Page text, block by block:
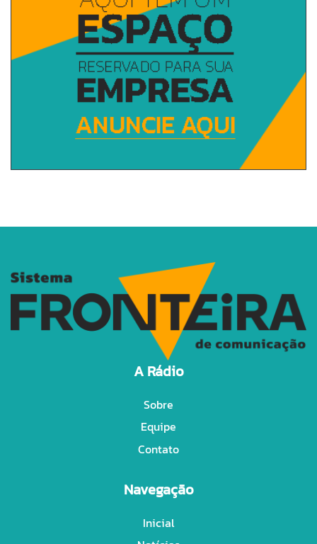
Navegação
Inicial
A Rádio
Sobre
Equipe
Contato